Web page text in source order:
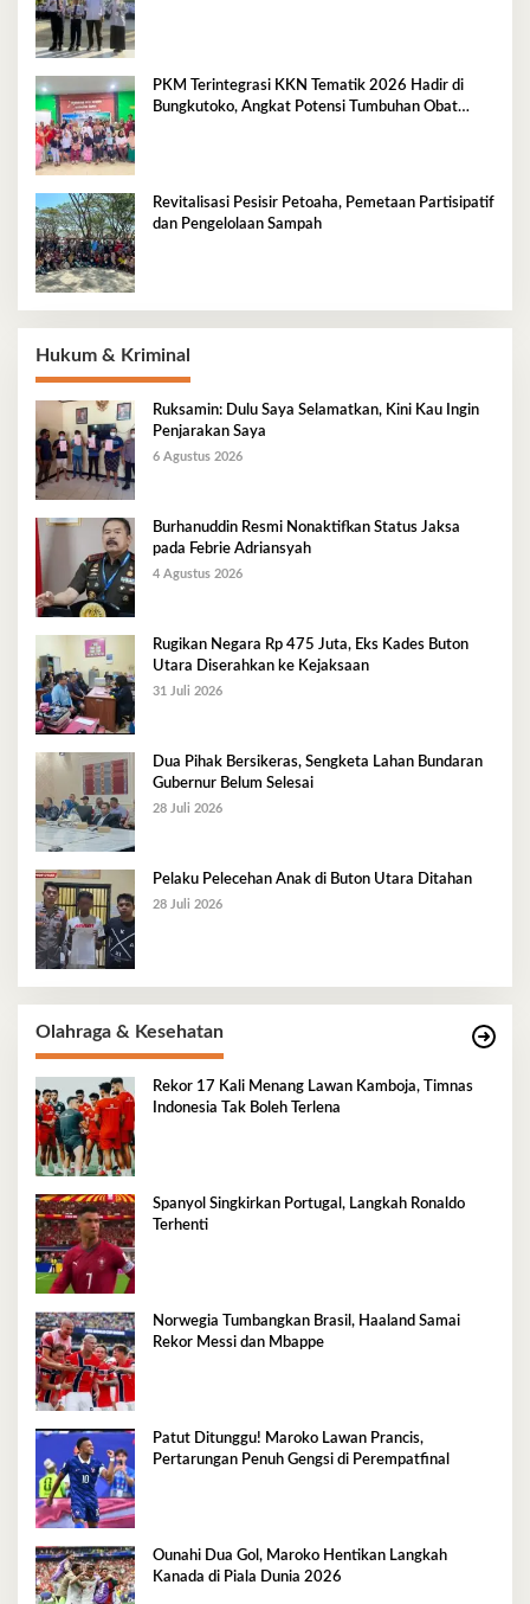
PKM Terintegrasi KKN Tematik 2026 Hadir di
Bungkutoko, Angkat Potensi Tumbuhan Obat
Revitalisasi Pesisir Petoaha, Pemetaan Partisipatif
dan Pengelolaan Sampah
Hukum & Kriminal
Ruksamin: Dulu Saya Selamatkan, Kini Kau Ingin
Penjarakan Saya
6 Agustus 2026
Burhanuddin Resmi Nonaktifkan Status Jaksa
pada Febrie Adriansyah
4 Agustus 2026
Rugikan Negara Rp 475 Juta, Eks Kades Buton
Utara Diserahkan ke Kejaksaan
31 Juli 2026
Dua Pihak Bersikeras, Sengketa Lahan Bundaran
Gubernur Belum Selesai
28 Juli 2026
Pelaku Pelecehan Anak di Buton Utara Ditahan
28 Juli 2026
Olahraga & Kesehatan
Rekor 17 Kali Menang Lawan Kamboja, Timnas
Indonesia Tak Boleh Terlena
Spanyol Singkirkan Portugal, Langkah Ronaldo
Terhenti
Norwegia Tumbangkan Brasil, Haaland Samai
Rekor Messi dan Mbappe
Patut Ditunggu! Maroko Lawan Prancis,
Pertarungan Penuh Gengsi di Perempatfinal
Ounahi Dua Gol, Maroko Hentikan Langkah
Kanada di Piala Dunia 2026